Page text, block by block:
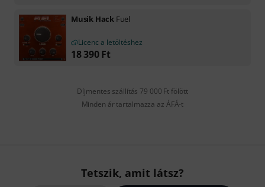
Musik Hack Fuel
Licenc a letöltéshez
18 390 Ft
Díjmentes szállítás 79 000 Ft fölött
Minden ár tartalmazza az ÁFÁ-t
Tetszik, amit látsz?